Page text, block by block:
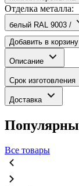
Отделка металла:
белый RAL 9003 /
Добавить в корзину
Описание
Срок изготовления
Доставка
Все товары